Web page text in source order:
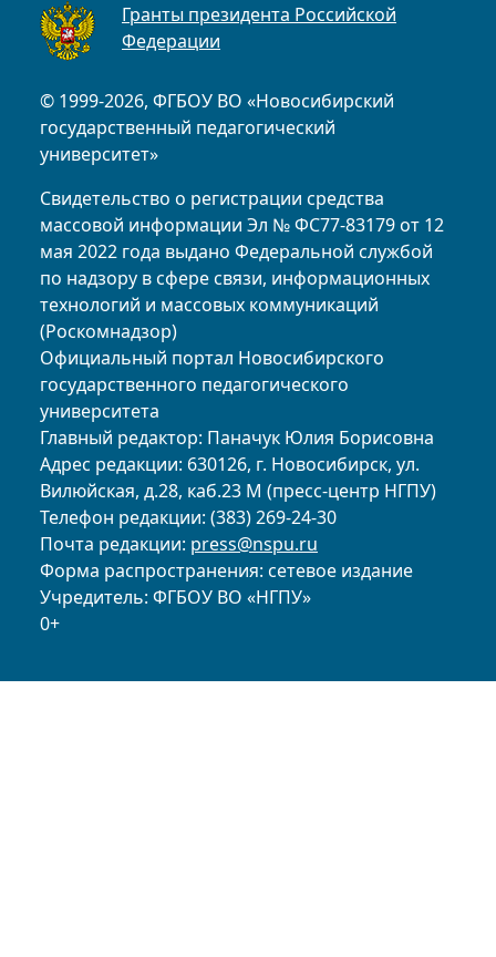
© 1999-2026, ФГБОУ ВО «Новосибирский
государственный педагогический
университет»
Свидетельство о регистрации средства
массовой информации Эл № ФС77-83179 от 12
мая 2022 года выдано Федеральной службой
по надзору в сфере связи, информационных
технологий и массовых коммуникаций
(Роскомнадзор)
Официальный портал Новосибирского
государственного педагогического
университета
Главный редактор: Паначук Юлия Борисовна
Адрес редакции: 630126, г. Новосибирск, ул.
Вилюйская, д.28, каб.23 М (пресс-центр НГПУ)
Телефон редакции: (383) 269-24-30
Почта редакции: press@nspu.ru
Форма распространения: сетевое издание
Учредитель: ФГБОУ ВО «НГПУ»
0+
Гранты президента Российской
Федерации